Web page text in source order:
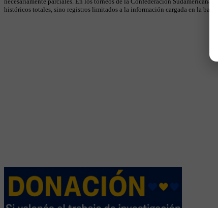
históricos totales, sino registros limitados a la información cargada en la base.